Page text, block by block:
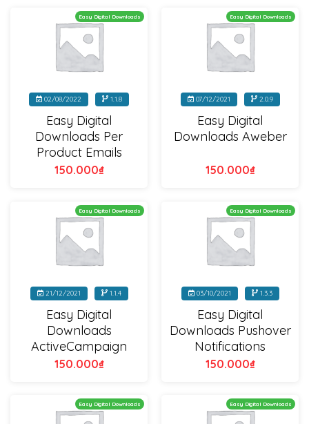
Easy Digital Downloads
02/08/2022 1.1.8
Easy Digital
Downloads Per
Product Emails
150.000₫
Easy Digital Downloads
07/12/2021 2.0.9
Easy Digital
Downloads Aweber
150.000₫
Easy Digital Downloads
21/12/2021 1.1.4
Easy Digital
Downloads
ActiveCampaign
150.000₫
Easy Digital Downloads
03/10/2021 1.3.3
Easy Digital
Downloads Pushover
Notifications
150.000₫
Easy Digital Downloads Easy Digital Downloads